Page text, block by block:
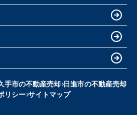
手市の不動産売却 日進市の不動産売却
リシー サイトマップ